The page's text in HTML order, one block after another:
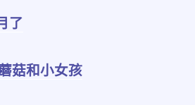
了
菇和小女孩